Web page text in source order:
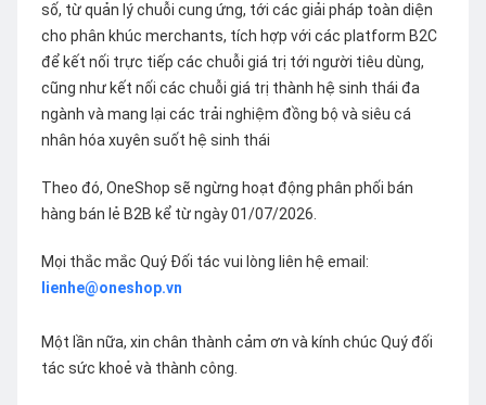
số, từ quản lý chuỗi cung ứng, tới các giải pháp toàn diện
cho phân khúc merchants, tích hợp với các platform B2C
để kết nối trực tiếp các chuỗi giá trị tới người tiêu dùng,
cũng như kết nối các chuỗi giá trị thành hệ sinh thái đa
ngành và mang lại các trải nghiệm đồng bộ và siêu cá
nhân hóa xuyên suốt hệ sinh thái
Theo đó, OneShop sẽ ngừng hoạt động phân phối bán
hàng bán lẻ B2B kể từ ngày 01/07/2026.
Mọi thắc mắc Quý Đối tác vui lòng liên hệ email:
lienhe@oneshop.vn
Một lần nữa, xin chân thành cảm ơn và kính chúc Quý đối
tác sức khoẻ và thành công.